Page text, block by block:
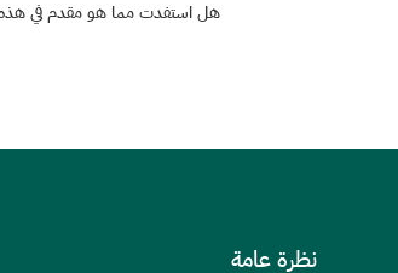
هل استفدت مما هو مقدم في
نظرة عامة